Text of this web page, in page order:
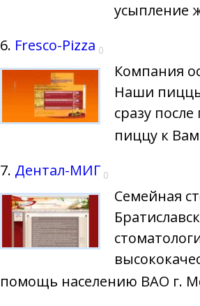
усыпление
6. Fresco-Pizza 0
Компания
Наши
сразу
пиццу к
7. Дентал-МИГ 0
Семейная
помощь населению ВАО г.